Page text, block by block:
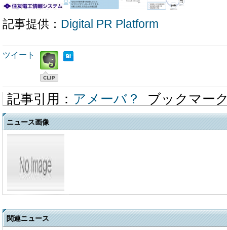
記事提供： Digital PR Platform
ツイート
記事引用： アメーバ？ ブックマー
ニュース画像
関連ニュース